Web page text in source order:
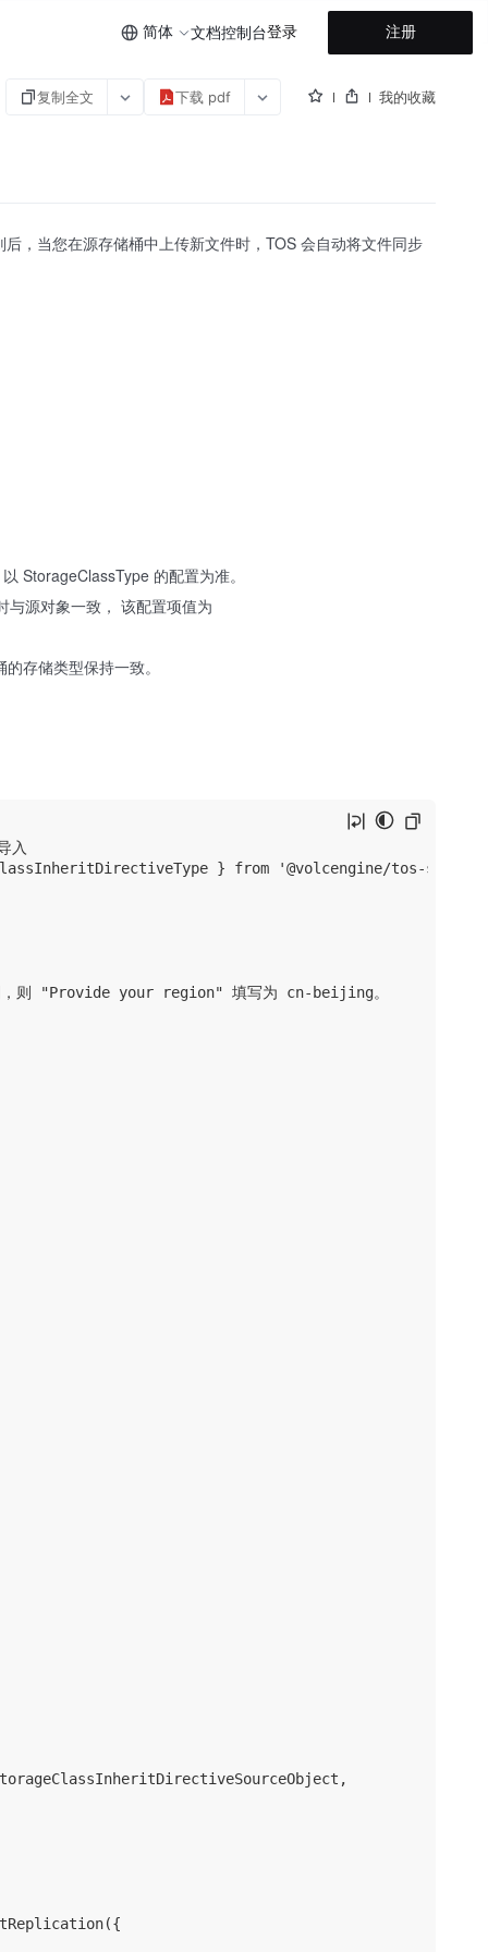
简体 文档控制台登录 注册
复制全文 下载 pdf 我的收藏
，当您在源存储桶中上传新文件时，TOS 会自动将文件同步
StorageClassType 的配置为准。
与源对象一致， 该配置项值为
存储类型保持一致。
入
} from '@volcengine/tos-sdk';
则 "Provide your region" 填写为 cn-beijing。